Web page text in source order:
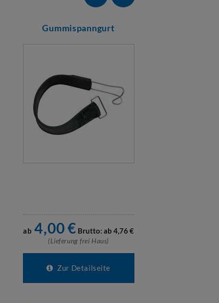
Gummispanngurt
ab 4,00€ Brutto: ab 4,76€
(Lieferung frei Haus)
Zur Detailseite